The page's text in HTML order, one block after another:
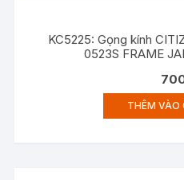
KC5225: Gọng kính
0523S FRAME
THÊM VÀO